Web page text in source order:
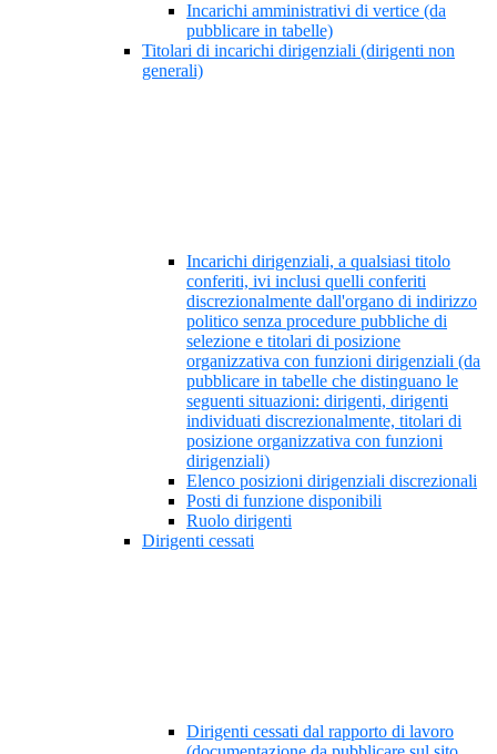
Incarichi amministrativi di vertice (da
pubblicare in tabelle)
Titolari di incarichi dirigenziali (dirigenti non
generali)
Incarichi dirigenziali, a qualsiasi titolo
conferiti, ivi inclusi quelli conferiti
discrezionalmente dall'organo di indirizzo
politico senza procedure pubbliche di
selezione e titolari di posizione
organizzativa con funzioni dirigenziali (da
pubblicare in tabelle che distinguano le
seguenti situazioni: dirigenti, dirigenti
individuati discrezionalmente, titolari di
posizione organizzativa con funzioni
dirigenziali)
Elenco posizioni dirigenziali discrezionali
Posti di funzione disponibili
Ruolo dirigenti
Dirigenti cessati
Dirigenti cessati dal rapporto di lavoro